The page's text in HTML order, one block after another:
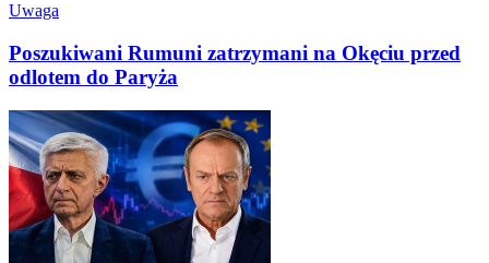
Uwaga
Poszukiwani Rumuni zatrzymani na Okęciu przed
odlotem do Paryża